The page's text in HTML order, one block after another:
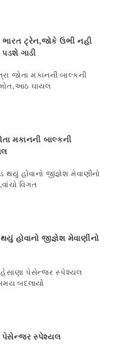
ભારત ટ્રેન,જોકે ઉભી નહી
ગાડી
મકાનની બાલ્કની
હોવાનો જીજ્ઞેશ મેવાણીનો
પેસેન્જર સ્પેશ્યલ